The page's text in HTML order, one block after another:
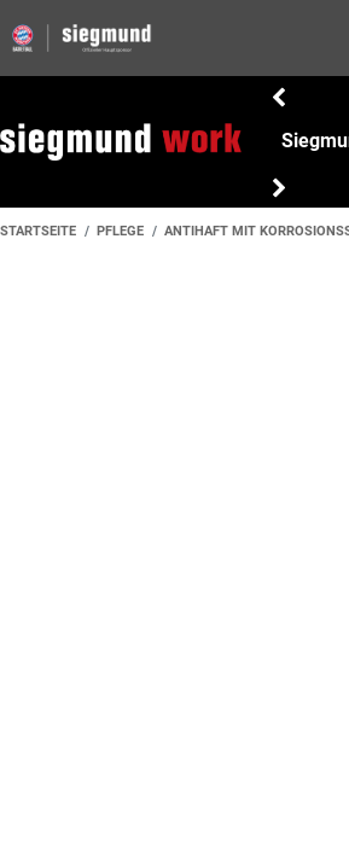
STARTSEITE PFLEGE ANTIHAFT MIT